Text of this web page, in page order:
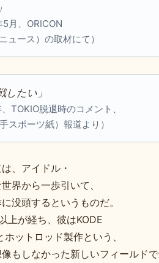
月、ORICON
ュース）の取材にて）
したい」
TOKIO脱退時のコメント、
スポーツ紙）報道より）
、アイドル・
界から一歩引いて、
没頭するというものだ。
上が経ち、彼はKODE
ットロッド製作という、
もしなかった新しいフィールド